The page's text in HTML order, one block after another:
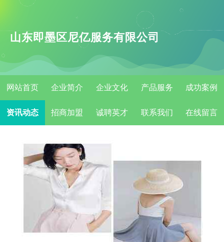
山东即墨区尼亿服务有限公司
网站首页 企业简介 企业文化 产品服务 成功案例
资讯动态 招商加盟 诚聘英才 联系我们 在线留言